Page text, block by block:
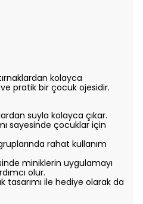
kolayca
pratik bir çocuk ojesidir.
suyla kolayca çıkar.
sayesinde çocuklar için
rahat kullanım
miniklerin uygulamayı
olur.
ile hediye olarak da